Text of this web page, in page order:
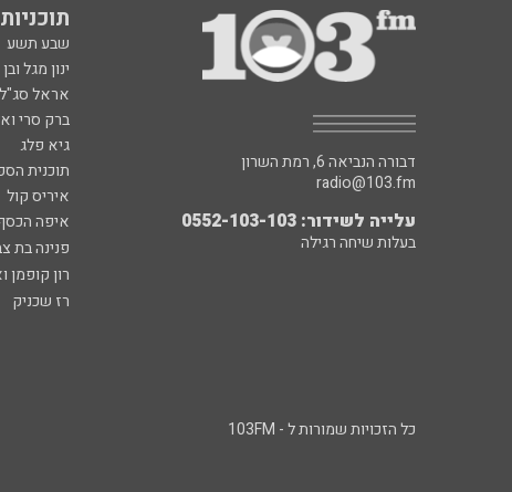
תוכניות 103fm
שבע תשע
ינון מגל
אראל סג"ל
ברק סרי
גיא פלג
תוכנית
איריס קול
איפה
פנינה בת
רון קופמן
רז שכניק
דבורה הנביאה 6, רמת השרון
radio@103.fm
עלייה לשידור: 0552-103-103
בעלות שיחה רגילה
כל הזכויות שמורות ל - 103FM